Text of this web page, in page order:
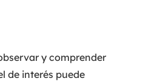
y comprender
de interés puede